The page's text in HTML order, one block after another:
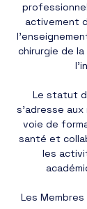
activement
chirurgie de la
Le statut
s’adresse
voie de
santé et
les
Les